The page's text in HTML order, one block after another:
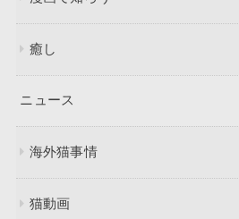
癒し
ニュース
海外猫事情
猫動画